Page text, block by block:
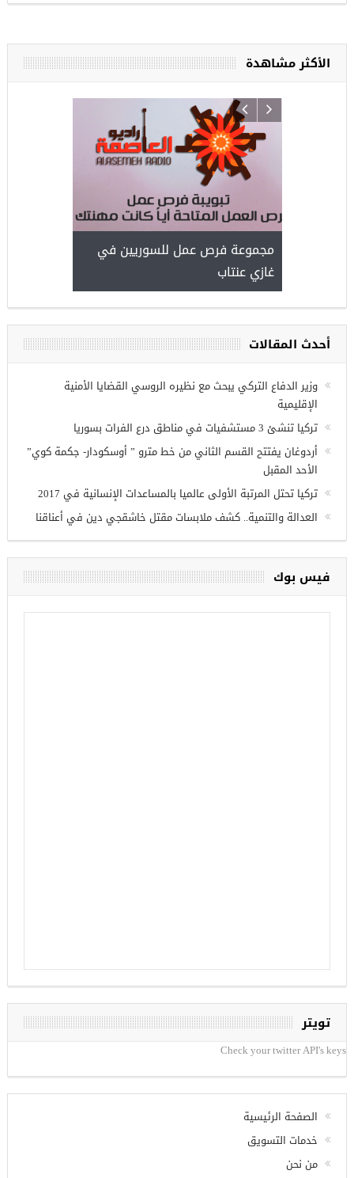
الأكثر مشاهدة
مجموعة فرص عمل للسوريين في
غازي عنتاب
أحدث المقالات
وزير الدفاع التركي يبحث مع نظيره الروسي القضايا الأمنية
الإقليمية
تركيا تنشئ 3 مستشفيات في مناطق درع الفرات بسوريا
أردوغان يفتتح القسم الثاني من خط مترو ” أوسكودار- جكمة كوي”
الأحد المقبل
تركيا تحتل المرتبة الأولى عالميا بالمساعدات الإنسانية في 2017
العدالة والتنمية.. كشف ملابسات مقتل خاشقجي دين في أعناقنا
فيس بوك
تويتر
Check your twitter API's keys
الصفحة الرئيسية
خدمات التسويق
من نحن